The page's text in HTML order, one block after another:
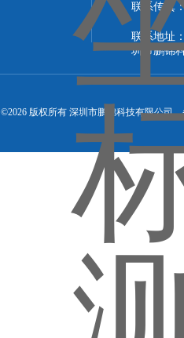
联系传真
联系地址
圳市鹏锦
©2026 版权所有 深圳市鹏锦科技有限公司